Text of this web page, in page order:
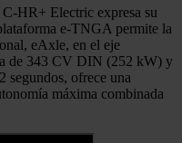
HR+ Electric expresa su
e-TNGA permite la
eAxle, en el eje
de 343 CV DIN (252 kW) y
segundos, ofrece una
máxima combinada